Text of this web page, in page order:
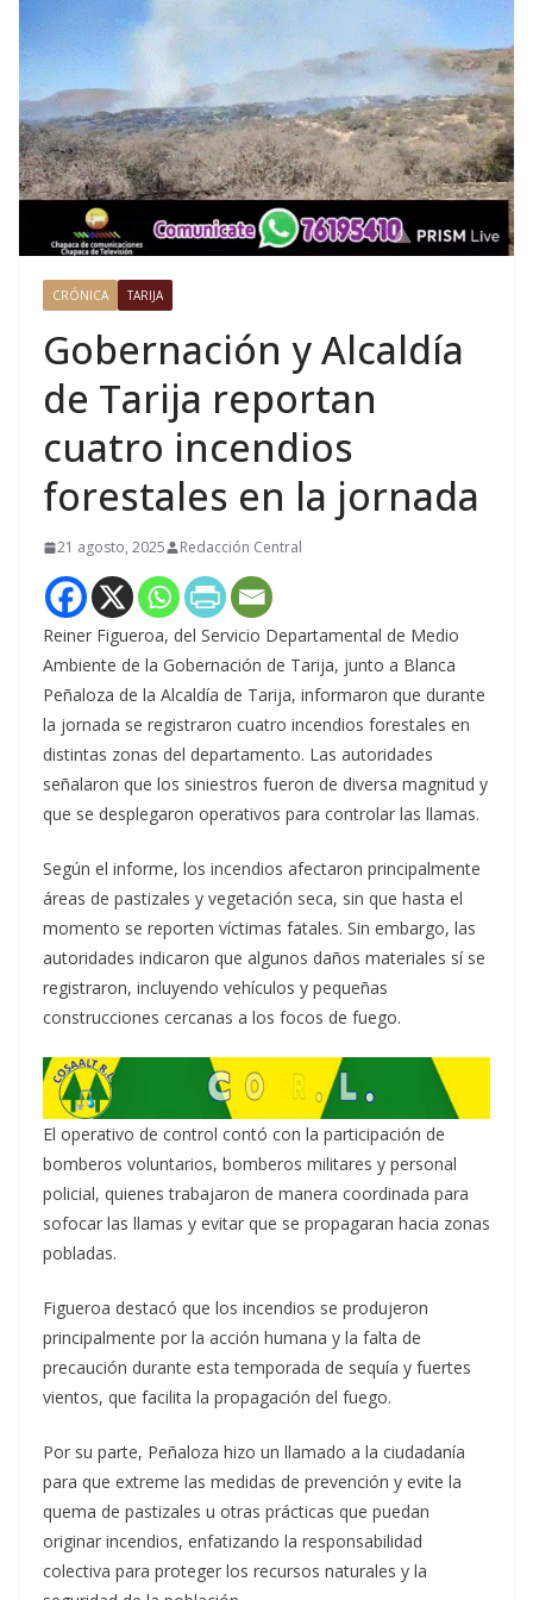
CRÓNICA TARIJA
Gobernación y Alcaldía
de Tarija reportan
cuatro incendios
forestales en la jornada
21 agosto, 2025 Redacción Central
Reiner Figueroa, del Servicio Departamental de Medio
Ambiente de la Gobernación de Tarija, junto a Blanca
Peñaloza de la Alcaldía de Tarija, informaron que durante
la jornada se registraron cuatro incendios forestales en
distintas zonas del departamento. Las autoridades
señalaron que los siniestros fueron de diversa magnitud y
que se desplegaron operativos para controlar las llamas.
Según el informe, los incendios afectaron principalmente
áreas de pastizales y vegetación seca, sin que hasta el
momento se reporten víctimas fatales. Sin embargo, las
autoridades indicaron que algunos daños materiales sí se
registraron, incluyendo vehículos y pequeñas
construcciones cercanas a los focos de fuego.
El operativo de control contó con la participación de
bomberos voluntarios, bomberos militares y personal
policial, quienes trabajaron de manera coordinada para
sofocar las llamas y evitar que se propagaran hacia zonas
pobladas.
Figueroa destacó que los incendios se produjeron
principalmente por la acción humana y la falta de
precaución durante esta temporada de sequía y fuertes
vientos, que facilita la propagación del fuego.
Por su parte, Peñaloza hizo un llamado a la ciudadanía
para que extreme las medidas de prevención y evite la
quema de pastizales u otras prácticas que puedan
originar incendios, enfatizando la responsabilidad
colectiva para proteger los recursos naturales y la